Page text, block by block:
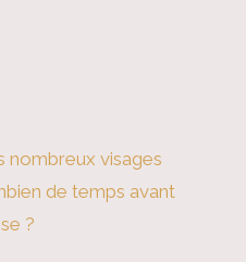
nombreux visages
de temps avant
?